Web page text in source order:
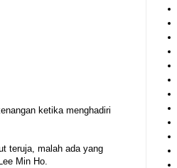
ketika menghadiri
teruja, malah ada yang
Min Ho.